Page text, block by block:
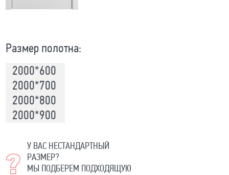
Размер полотна:
2000*600
2000*700
2000*800
2000*900
У ВАС НЕСТАНДАРТНЫЙ
РАЗМЕР?
МЫ ПОДБЕРЕМ ПОДХОДЯЩУЮ